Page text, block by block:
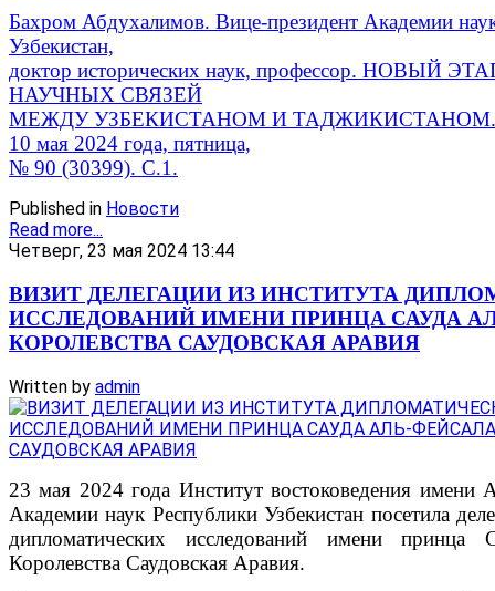
Бахром Абдухалимов. Вице-президент Академии
Узбекистан,
доктор исторических наук, профессор. НОВЫЙ
НАУЧНЫХ СВЯЗЕЙ
МЕЖДУ УЗБЕКИСТАНОМ И ТАДЖИКИСТАНОМ.
10 мая 2024 года, пятница,
№ 90 (30399). С.1.
Published in Новости
Read more...
Четверг, 23 мая 2024 13:44
ВИЗИТ ДЕЛЕГАЦИИ ИЗ ИНСТИТУТА
ИССЛЕДОВАНИЙ ИМЕНИ ПРИНЦА САУДА
КОРОЛЕВСТВА САУДОВСКАЯ АРАВИЯ
Written by admin
23 мая 2024 года Институт востоковедения имени
Академии наук Республики Узбекистан посетила
дипломатических исследований имени принца
Королевства Саудовская Аравия.